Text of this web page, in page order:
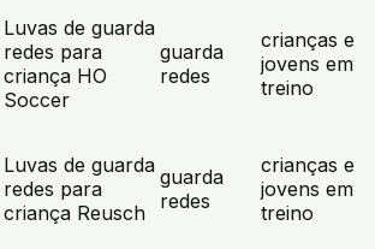
Luvas de guarda
redes para
criança HO
Soccer
guarda
redes
crianças e
jovens em
treino
Luvas de guarda
redes para
criança Reusch
guarda
redes
crianças e
jovens em
treino